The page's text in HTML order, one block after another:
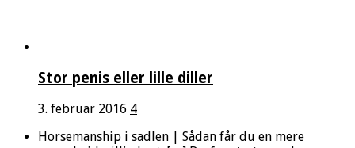
Stor penis eller lille diller
3. februar 2016 4
Horsemanship i sadlen | Sådan får du en mere